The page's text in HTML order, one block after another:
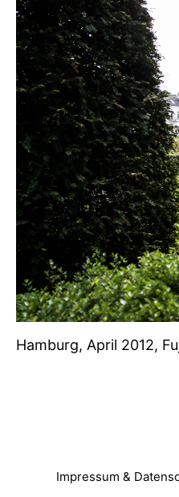
Hamburg, April 2012,
Impressum &